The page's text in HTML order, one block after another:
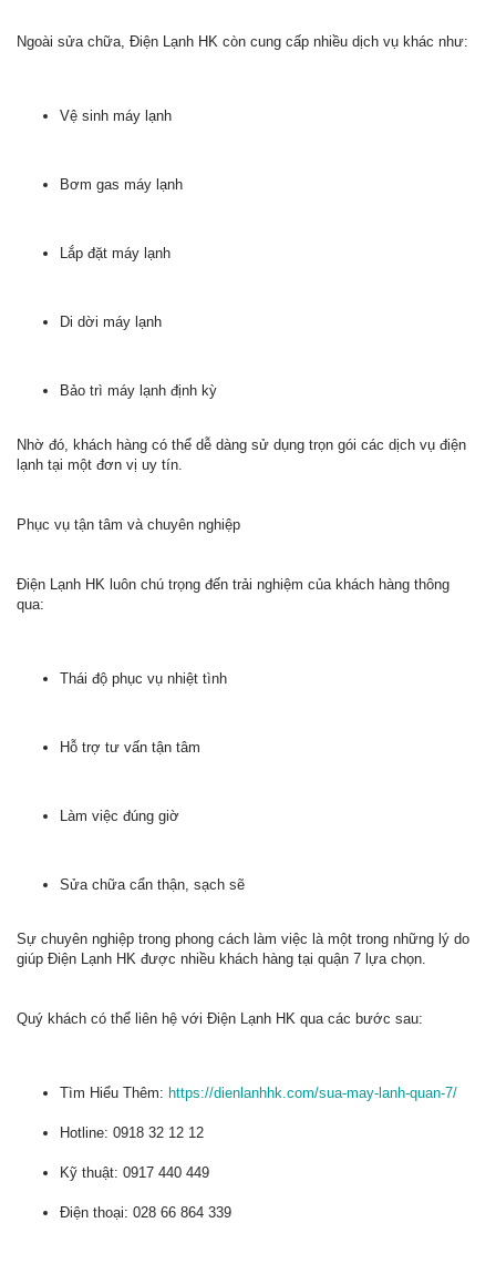
Ngoài sửa chữa, Điện Lạnh HK còn cung cấp nhiều dịch vụ khác như:
Vệ sinh máy lạnh
Bơm gas máy lạnh
Lắp đặt máy lạnh
Di dời máy lạnh
Bảo trì máy lạnh định kỳ
Nhờ đó, khách hàng có thể dễ dàng sử dụng trọn gói các dịch vụ điện
lạnh tại một đơn vị uy tín.
Phục vụ tận tâm và chuyên nghiệp
Điện Lạnh HK luôn chú trọng đến trải nghiệm của khách hàng thông
qua:
Thái độ phục vụ nhiệt tình
Hỗ trợ tư vấn tận tâm
Làm việc đúng giờ
Sửa chữa cẩn thận, sạch sẽ
Sự chuyên nghiệp trong phong cách làm việc là một trong những lý do
giúp Điện Lạnh HK được nhiều khách hàng tại quận 7 lựa chọn.
Quý khách có thể liên hệ với Điện Lạnh HK qua các bước sau:
Tìm Hiểu Thêm: https://dienlanhhk.com/sua-may-lanh-quan-7/
Hotline: 0918 32 12 12
Kỹ thuật: 0917 440 449
Điện thoại: 028 66 864 339